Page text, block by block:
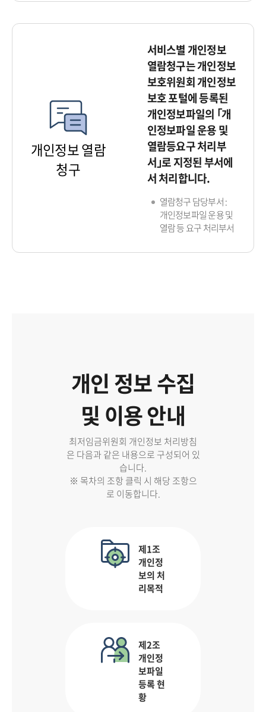
개인정보 열람
청구
서비스별 개인정보
열람청구는 개인정보
보호위원회 개인정보
보호 포털에 등록된
개인정보파일의 ｢개
인정보파일 운용 및
열람등요구 처리부
서｣로 지정된 부서에
서 처리합니다.
열람청구 담당부서 :
개인정보파일 운용 및
열람 등 요구 처리부서
개인 정보 수집
및 이용 안내
최저임금위원회 개인정보 처리방침
은 다음과 같은 내용으로 구성되어 있
습니다.
※ 목차의 조항 클릭 시 해당 조항으
로 이동합니다.
제1조
개인정
보의 처
리목적
제2조
개인정
보파일
등록 현
황